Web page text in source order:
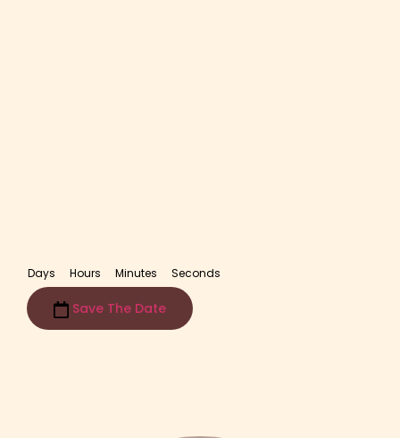
Days Hours Minutes Seconds
Save The Date